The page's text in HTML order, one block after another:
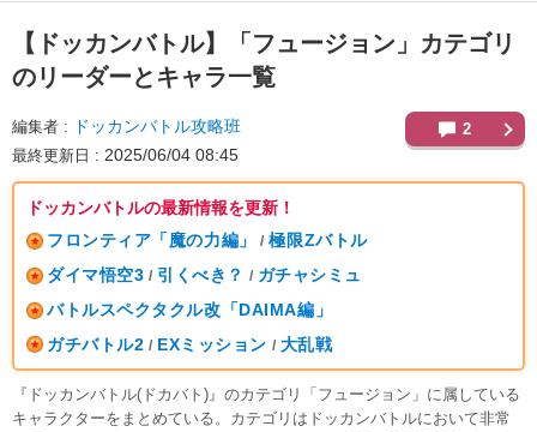
【ドッカンバトル】
「フュージョン」カテゴリ
のリーダーとキャラ一覧
編集者 ドッカンバトル攻略班
最終更新日 2025/06/04 08:45
2
ドッカンバトルの最新情報を更新！
フロンティア「魔の力編」
/ 極限Zバトル
ダイマ悟空3 / 引くべき？ / ガチャシミュ
バトルスペクタクル改「DAIMA編」
ガチバトル2 / EXミッション / 大乱戦
『ドッカンバトル(ドカバト)』のカテゴリ「フュージョン」に属している
キャラクターをまとめている。カテゴリはドッカンバトルにおいて非常